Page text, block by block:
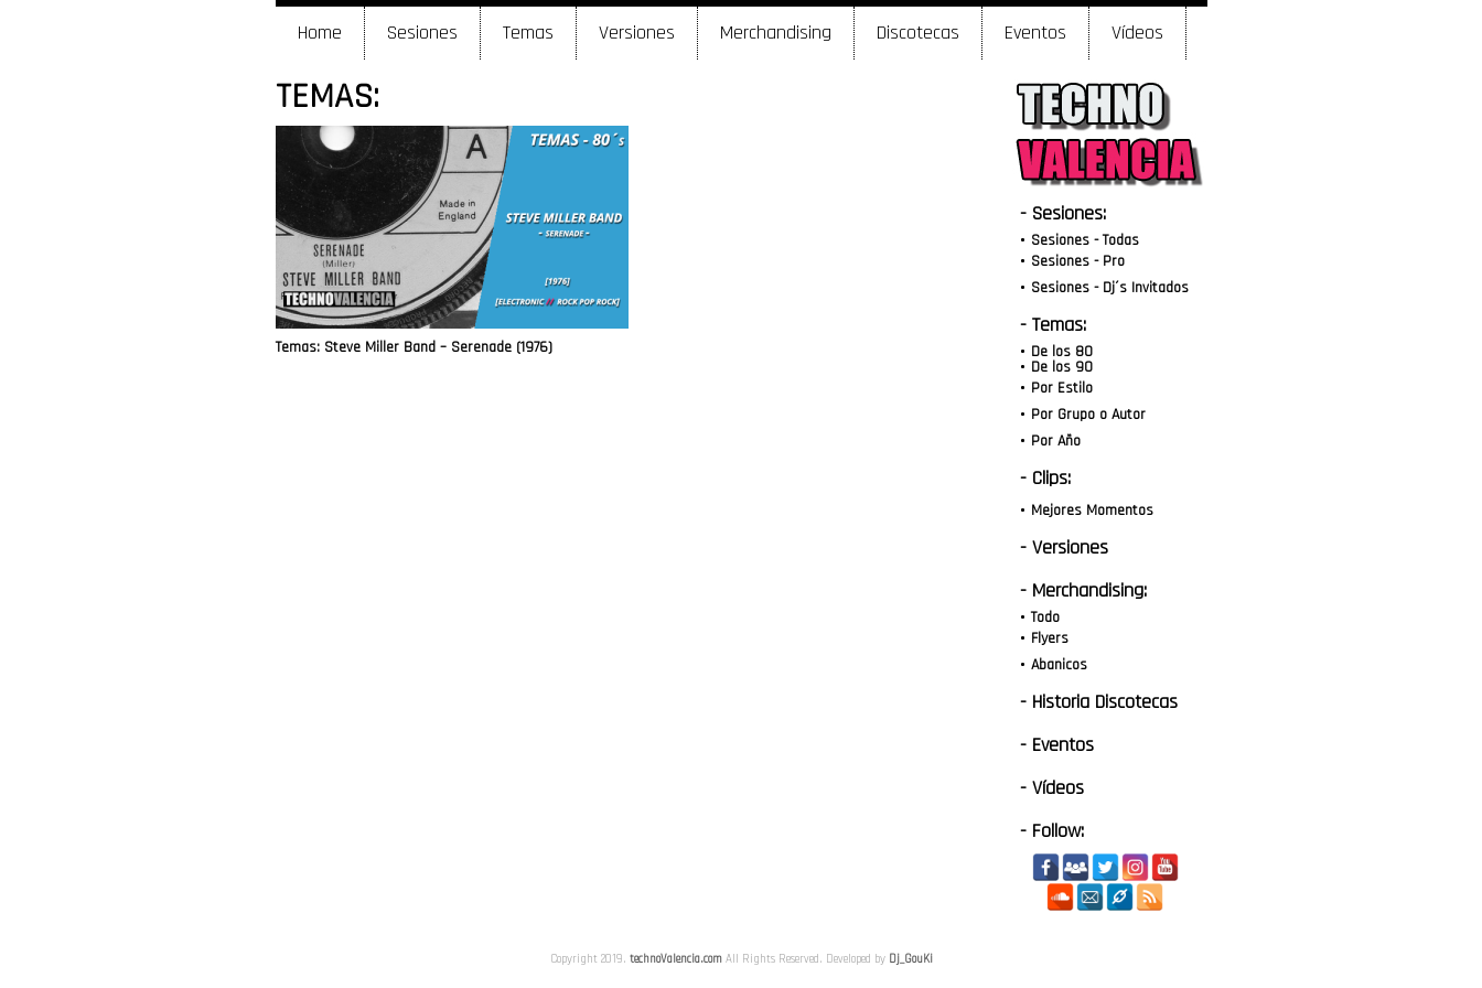
Home Sesiones Temas Versiones Merchandising Discotecas Eventos Vídeos
TEMAS:
Temas: Steve Miller Band – Serenade (1976)
- Sesiones:
Sesiones - Todas
Sesiones - Pro
Sesiones - Dj´s Invitados
- Temas:
De los 80
De los 90
Por Estilo
Por Grupo o Autor
Por Año
- Clips:
Mejores Momentos
- Versiones
- Merchandising:
Todo
Flyers
Abanicos
- Historia Discotecas
- Eventos
- Vídeos
- Follow:
Copyright 2019. technoValencia.comAll Rights Reserved. Developed by Dj_GouKi